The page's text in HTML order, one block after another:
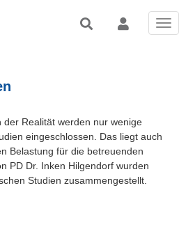
Realität werden nur wenige
eingeschlossen. Das liegt auch
Belastung für die betreuenden
PD Dr. Inken Hilgendorf wurden
Studien zusammengestellt.